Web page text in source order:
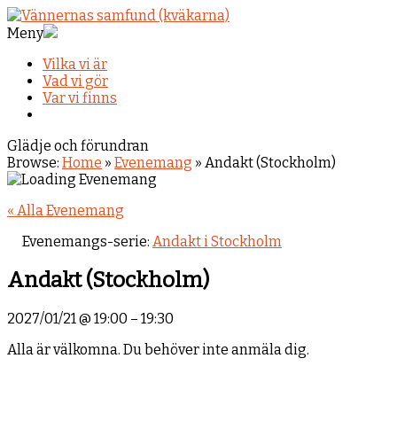
Meny
Vilka vi är
Vad vi gör
Var vi finns
Glädje och förundran
Browse: Home » Evenemang » Andakt (Stockholm)
« Alla Evenemang
Evenemangs-serie: Andakt i Stockholm
Andakt (Stockholm)
2027/01/21@ 19:00 – 19:30
Alla är välkomna. Du behöver inte anmäla dig.